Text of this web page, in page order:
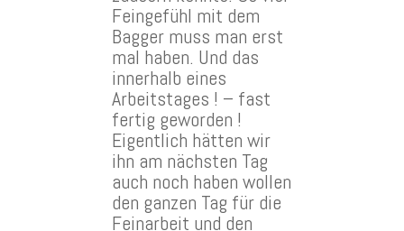
Feingefühl mit dem
Bagger muss man erst
mal haben. Und das
innerhalb eines
Arbeitstages ! – fast
fertig geworden !
Eigentlich hätten wir
ihn am nächsten Tag
auch noch haben wollen
den ganzen Tag für die
Feinarbeit und den